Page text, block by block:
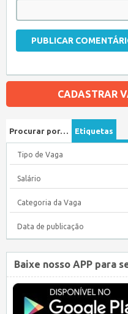
CADASTRAR
Procurar por… Etiquetas
Tipo de Vaga
Salário
Categoria da Vaga
Data de publicação
Baixe nosso APP para